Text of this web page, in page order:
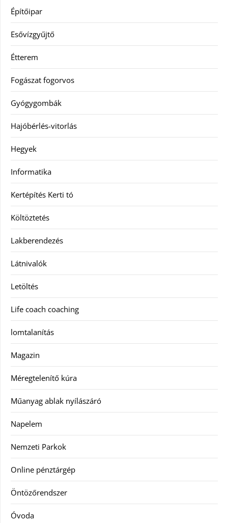
Építőipar
Esővízgyűjtő
Étterem
Fogászat fogorvos
Gyógygombák
Hajóbérlés-vitorlás
Hegyek
Informatika
Kertépítés Kerti tó
Költöztetés
Lakberendezés
Látnivalók
Letöltés
Life coach coaching
lomtalanítás
Magazin
Méregtelenítő kúra
Műanyag ablak nyílászáró
Napelem
Nemzeti Parkok
Online pénztárgép
Öntözőrendszer
Óvoda